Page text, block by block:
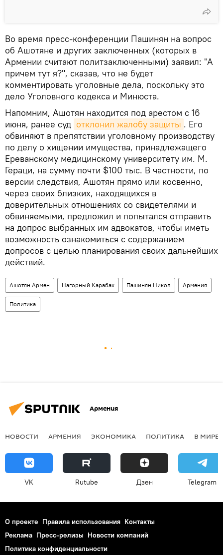
Во время пресс-конференции Пашинян на вопрос
об Ашотяне и других заключенных (которых в
Армении считают политзаключенными) заявил: "А
причем тут я?", сказав, что не будет
комментировать уголовные дела, поскольку это
дело Уголовного кодекса и Минюста.
Напомним, Ашотян находится под арестом с 16
июня, ранее суд отклонил жалобу защиты . Его
обвиняют в препятствии уголовному производству
по делу о хищении имущества, принадлежащего
Ереванскому медицинскому университету им. М.
Гераци, на сумму почти $100 тыс. В частности, по
версии следствия, Ашотян прямо или косвенно,
через своих близких, находящихся в
доверительных отношениях со свидетелями и
обвиняемыми, предложил и попытался отправить
на допрос выбранных им адвокатов, чтобы иметь
возможность ознакомиться с содержанием
допросов с целью планирования своих дальнейших
действий.
Ашотян Армен Нагорный Карабах Пашинян Никол Армения
Политика
Армения
НОВОСТИ АРМЕНИЯ ЭКОНОМИКА ПОЛИТИКА В МИРЕ
VK Rutube Дзен Telegram
О проекте Правила использования Контакты
Реклама Пресс-релизы Новости компаний
Политика конфиденциальности